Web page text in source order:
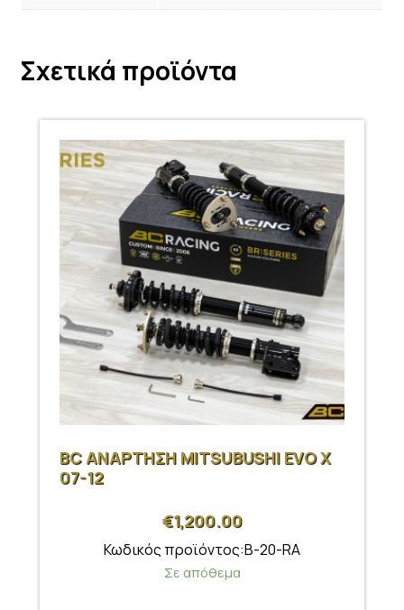
Σχετικά προϊόντα
BC ΑΝΑΡΤΗΣΗ MITSUBUSHI EVO X
07-12
€1,200.00
Κωδικός προϊόντος:B-20-RA
Σε απόθεμα